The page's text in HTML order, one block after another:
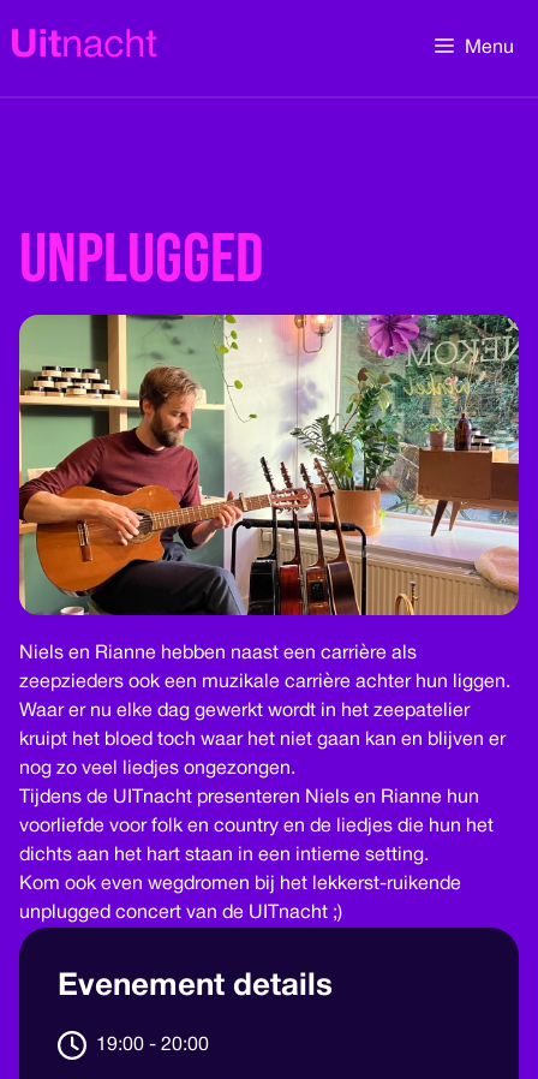
Menu
Unplugged
Niels en Rianne hebben naast een carrière als
zeepzieders ook een muzikale carrière achter hun liggen.
Waar er nu elke dag gewerkt wordt in het zeepatelier
kruipt het bloed toch waar het niet gaan kan en blijven er
nog zo veel liedjes ongezongen.
Tijdens de UITnacht presenteren Niels en Rianne hun
voorliefde voor folk en country en de liedjes die hun het
dichts aan het hart staan in een intieme setting.
Kom ook even wegdromen bij het lekkerst-ruikende
unplugged concert van de UITnacht ;)
Evenement details
19:00 - 20:00